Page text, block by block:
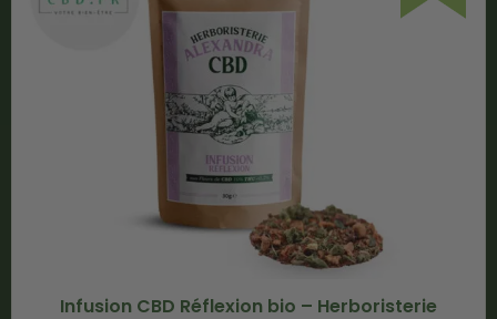
Infusion CBD Réflexion bio – Herboristerie